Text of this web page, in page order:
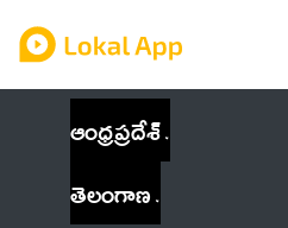
ఆంధ్రప్రదేశ్
తెలంగాణ